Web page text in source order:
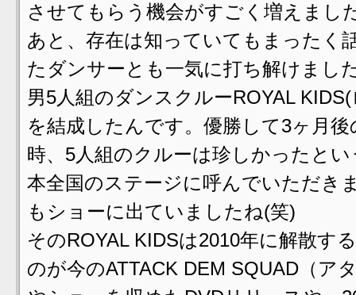
させてもらう機会がすごく増えまし
あと、存在は知っていてもまったく
たダンサーとも一気に打ち解けまし
男5人組のダンスクルーROYAL
を結成したんです。優勝して3ヶ月
時、5人組のクルーは珍しかったと
本全国のステージに呼んでいただき
もショーに出ていましたね(笑)
そのROYAL KIDSは2010年に解散す
のが今のATTACK DEM SQUAD（ア